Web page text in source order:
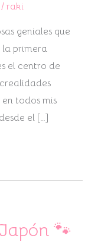
raki
geniales que
la primera
el centro de
todos mis
el […]
🐾